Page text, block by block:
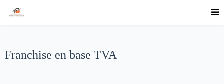
Franchise en base TVA